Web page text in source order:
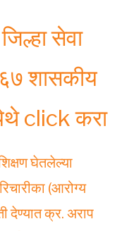
सेवा
शासकीय
click करा
घेतलेल्या
(आरोग्य
देण्यात क्र. अराप